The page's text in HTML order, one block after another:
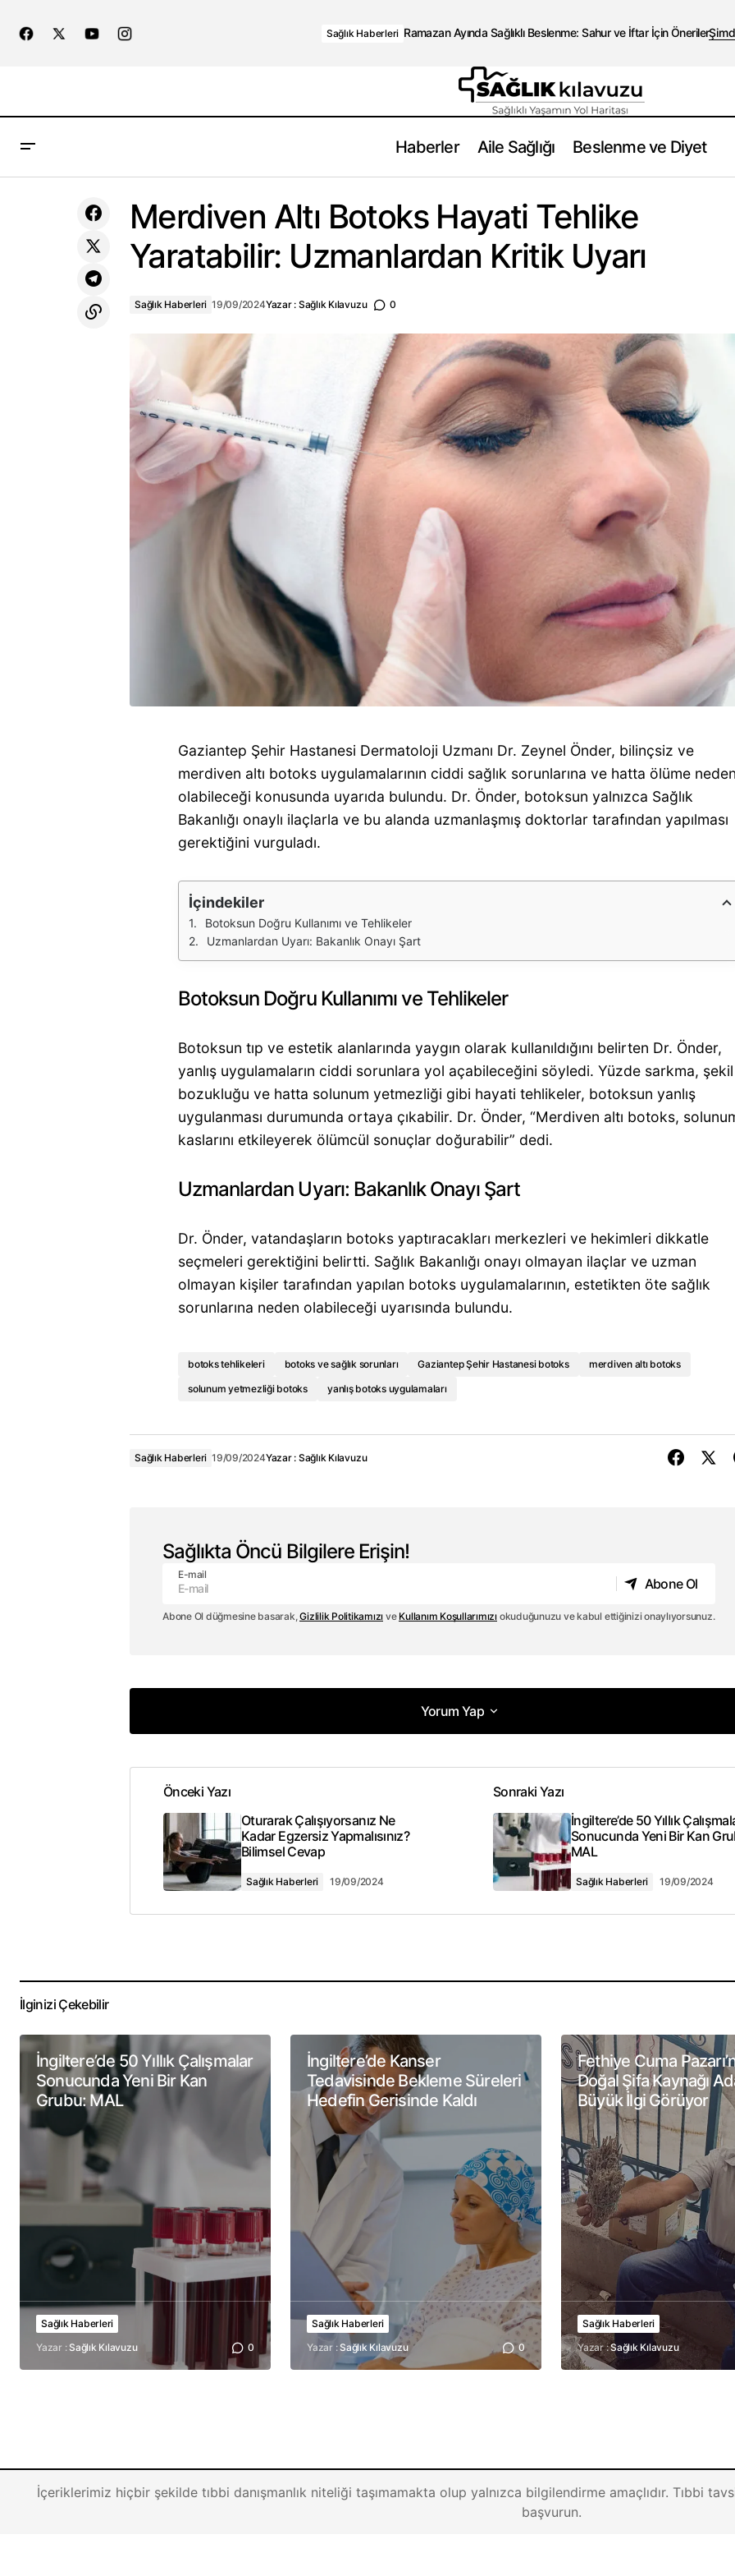
Sağlık Haberleri Ramazan Ayında Sağlıklı Beslenme: Sahur ve İftar İçin Öneriler
Haberler Aile Sağlığı Beslenme ve Diyet
Egzersiz Yapmalısınız? Bilimsel Cevap
Sağlık Haberleri Merdiven Altı Botoks Hayati Tehlike Yaratabilir: Uzmanlardan
Merdiven Altı Botoks Hayati Tehlike
Yaratabilir: Uzmanlardan Kritik Uyarı
Sağlık Haberleri 19/09/2024Yazar : Sağlık Kılavuzu 0
Gaziantep Şehir Hastanesi Dermatoloji Uzmanı Dr. Zeynel Önder, bilinçsiz ve
merdiven altı botoks uygulamalarının ciddi sağlık sorunlarına ve hatta ölüme neden
olabileceği konusunda uyarıda bulundu. Dr. Önder, botoksun yalnızca Sağlık
Bakanlığı onaylı ilaçlarla ve bu alanda uzmanlaşmış doktorlar tarafından yapılması
gerektiğini vurguladı.
İçindekiler
Botoksun Doğru Kullanımı ve Tehlikeler
Uzmanlardan Uyarı: Bakanlık Onayı Şart
Botoksun Doğru Kullanımı ve Tehlikeler
Botoksun tıp ve estetik alanlarında yaygın olarak kullanıldığını belirten Dr. Önder,
yanlış uygulamaların ciddi sorunlara yol açabileceğini söyledi. Yüzde sarkma, şekil
bozukluğu ve hatta solunum yetmezliği gibi hayati tehlikeler, botoksun yanlış
uygulanması durumunda ortaya çıkabilir. Dr. Önder, “Merdiven altı botoks,
kaslarını etkileyerek ölümcül sonuçlar doğurabilir” dedi.
Uzmanlardan Uyarı: Bakanlık Onayı Şart
Dr. Önder, vatandaşların botoks yaptıracakları merkezleri ve hekimleri dikkatle
seçmeleri gerektiğini belirtti. Sağlık Bakanlığı onayı olmayan ilaçlar ve uzman
olmayan kişiler tarafından yapılan botoks uygulamalarının, estetikten öte sağlık
sorunlarına neden olabileceği uyarısında bulundu.
botoks tehlikeleri botoks ve sağlık sorunları Gaziantep Şehir Hastanesi botoks
merdiven altı botoks
solunum yetmezliği botoks
yanlış botoks uygulamaları
Sağlık Haberleri 19/09/2024Yazar : Sağlık Kılavuzu
Sağlıkta Öncü Bilgilere Erişin!
E-mail
Abone Ol
Abone Ol düğmesine basarak,Gizlilik Politikamızı ve Kullanım Koşullarımızı okuduğunuzu ve kabul ettiğinizi onaylıyorsunuz.
Yorum Yap
Yorum Yap
E-posta adresiniz yayınlanmayacak. Gerekli alanlar*ile işaretlenmişlerdir
Yorum*
kaydedilsin.
Yorum Gönder
Önceki Yazı
Oturarak Çalışıyorsanız Ne
Kadar Egzersiz Yapmalısınız?
Bilimsel Cevap
Sağlık Haberleri 19/09/2024
Sonraki Yazı
İngiltere’de 50 Yıllık
Sonucunda Yeni Bir Kan
MAL
Sağlık Haberleri 19/09/2024
İlginizi Çekebilir
İngiltere’de 50 Yıllık Çalışmalar
Sonucunda Yeni Bir Kan
Grubu: MAL
Sağlık Haberleri
Yazar : Sağlık Kılavuzu 0
İngiltere’de Kanser
Tedavisinde Bekleme Süreleri
Hedefin Gerisinde Kaldı
Sağlık Haberleri
Yazar : Sağlık Kılavuzu 0
Fethiye Cuma
Doğal Şifa Kaynağı
Büyük İlgi Görüyor
Sağlık Haberleri
Yazar :Sağlık Kılavuzu
İçeriklerimiz hiçbir şekilde tıbbi danışmanlık niteliği taşımamakta olup yalnızca bilgilendirme amaçlıdır. Tıbbi
başvurun.